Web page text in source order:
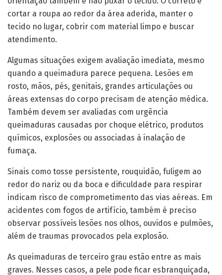
cortar a roupa ao redor da área aderida, manter o
tecido no lugar, cobrir com material limpo e buscar
atendimento.
Algumas situações exigem avaliação imediata, mesmo
quando a queimadura parece pequena. Lesões em
rosto, mãos, pés, genitais, grandes articulações ou
áreas extensas do corpo precisam de atenção médica.
Também devem ser avaliadas com urgência
queimaduras causadas por choque elétrico, produtos
químicos, explosões ou associadas à inalação de
fumaça.
Sinais como tosse persistente, rouquidão, fuligem ao
redor do nariz ou da boca e dificuldade para respirar
indicam risco de comprometimento das vias aéreas. Em
acidentes com fogos de artifício, também é preciso
observar possíveis lesões nos olhos, ouvidos e pulmões,
além de traumas provocados pela explosão.
As queimaduras de terceiro grau estão entre as mais
graves. Nesses casos, a pele pode ficar esbranquiçada,